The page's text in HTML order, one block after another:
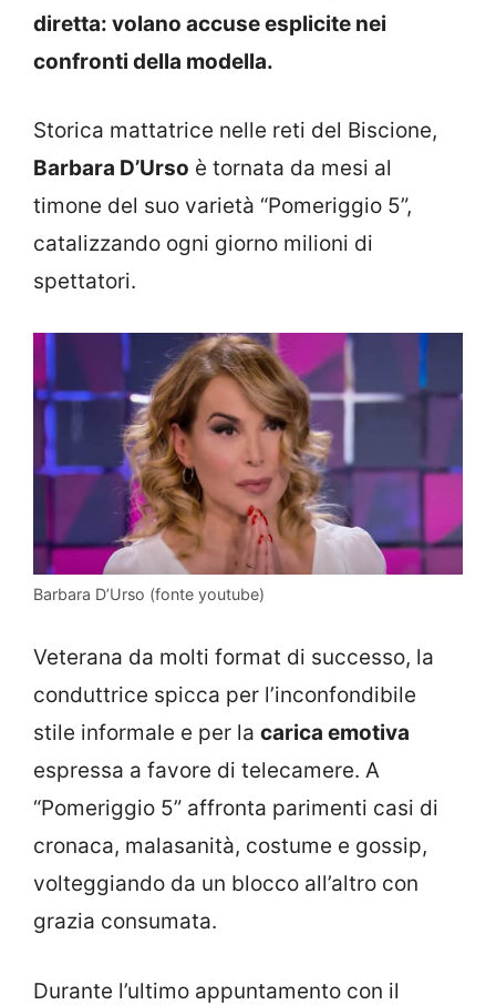
diretta: volano accuse esplicite nei
confronti della modella.
Storica mattatrice nelle reti del Biscione,
Barbara D’Urso è tornata da mesi al
timone del suo varietà “Pomeriggio 5”,
catalizzando ogni giorno milioni di
spettatori.
Barbara D’Urso (fonte youtube)
Veterana da molti format di successo, la
conduttrice spicca per l’inconfondibile
stile informale e per la carica emotiva
espressa a favore di telecamere. A
“Pomeriggio 5” affronta parimenti casi di
cronaca, malasanità, costume e gossip,
volteggiando da un blocco all’altro con
grazia consumata.
Durante l’ultimo appuntamento con il